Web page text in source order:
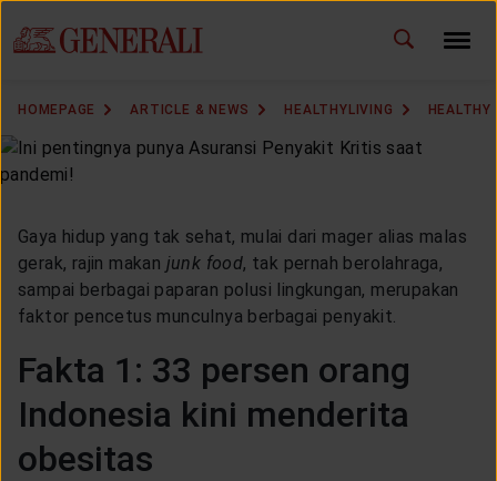
HOMEPAGE ARTICLE & NEWS HEALTHYLIVING
Gaya hidup yang tak sehat, mulai dari mager alias malas
gerak, rajin makan junk food, tak pernah berolahraga,
sampai berbagai paparan polusi lingkungan, merupakan
faktor pencetus munculnya berbagai penyakit.
Fakta 1: 33 persen orang
Indonesia kini menderita
obesitas
CHANGE LANGUAGE ID EN
MARKETING OFFICE
INSURANCE DICTIONARY